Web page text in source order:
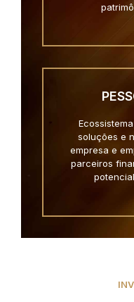
soluções e
empresa e
parceiros